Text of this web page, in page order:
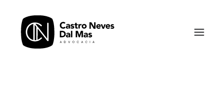
EmNotícias •